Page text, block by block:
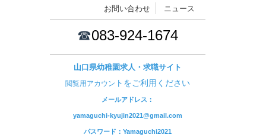
お問い合わせ ニュース
☎083-924-1674
山口県幼稚園求人・求職サイト
閲覧用アカウン トをご利用ください
メールアドレス：
yamaguchi-kyujin2021@gmail.com
パスワード：Yamaguchi2021